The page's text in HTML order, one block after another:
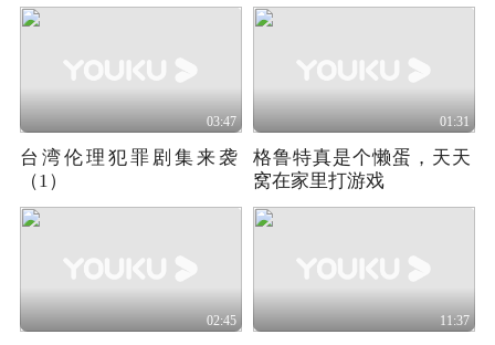
03:47
台湾伦理犯罪剧集来袭
（1）
01:31
格鲁特真是个懒蛋，天天
窝在家里打游戏
02:45 11:37